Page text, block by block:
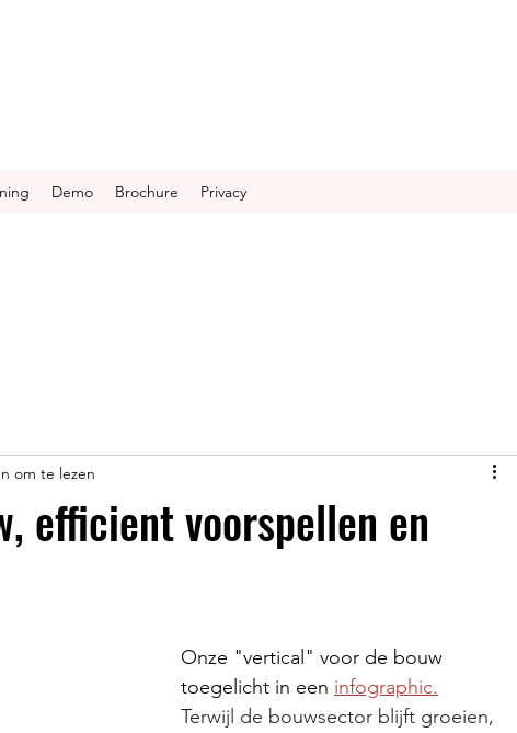
Demo Brochure Privacy
efficient voorspellen en
om te lezen
Onze "vertical" voor de bouw
toegelicht in een infographic.
Terwijl de bouwsector blijft groeien,